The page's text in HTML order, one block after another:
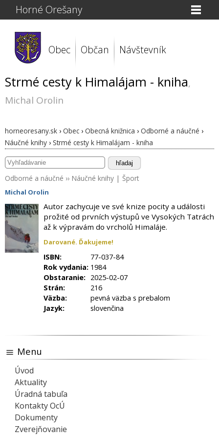
Horné Orešany
Obec Občan Návštevník
Strmé cesty k Himalájam - kniha,
Michal Orolin
horneoresany.sk › Obec › Obecná knižnica › Odborné a náučné ›
Náučné knihy › Strmé cesty k Himalájam - kniha
hľadaj
Odborné a náučné ›› Náučné knihy | Šport
Michal Orolin
Autor zachycuje ve své knize pocity a události
prožité od prvních výstupů ve Vysokých Tatrách
až k výpravám do vrcholů Himaláje.
Darované. Ďakujeme!
ISBN:
77-037-84
Rok vydania: 1984
Obstaranie: 2025-02-07
Strán:
216
Väzba:
pevná väzba s prebalom
Jazyk:
slovenčina
Menu
Úvod
Aktuality
Úradná tabuľa
Kontakty OcÚ
Dokumenty
Zverejňovanie